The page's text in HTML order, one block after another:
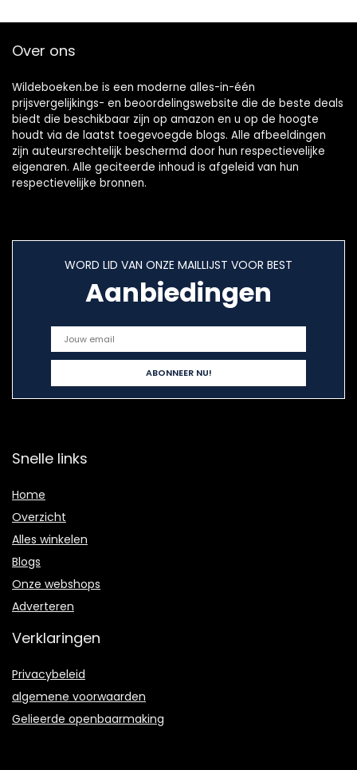
Over ons
Wildeboeken.be is een moderne alles-in-één
prijsvergelijkings- en beoordelingswebsite die de beste deals
biedt die beschikbaar zijn op amazon en u op de hoogte
houdt via de laatst toegevoegde blogs. Alle afbeeldingen
zijn auteursrechtelijk beschermd door hun respectievelijke
eigenaren. Alle geciteerde inhoud is afgeleid van hun
respectievelijke bronnen.
WORD LID VAN ONZE MAILLIJST VOOR BEST
Aanbiedingen
Snelle links
Home
Overzicht
Alles winkelen
Blogs
Onze webshops
Adverteren
Verklaringen
Privacybeleid
algemene voorwaarden
Gelieerde openbaarmaking